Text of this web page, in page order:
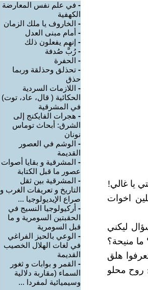
يا غالي!
اخوات
ليكني
ما منيحة؟
هلق
روح محلو
- في علم نفس المعارضة
الكهفية
- الخاروف يا ملك الزمان
- أمام مبنى العدل
- إنهم يفعلون ذلك
- رُبَّ صُدفة
- الحفرة
- تحذلق وحذلقة وربما
حذق
- اللازمات السردية
الحكائية ( قال، عاد، توت)
في المشرقية
- هجرات الفايكنج إلى
الشرق: أبحاث توماس
نونان
- الوشم في العصور
القديمة
- المشرقية و بقايا أصوات
عصور ما قبل الكتابة
- المشرقية بين ثقل
التاريخ و تعريفات الغرب و
صراع الإيديولوجيا ...
- أركيولوجيا النسيج في
الحقبتين السومرية و ما
قبل السومرية
- الوعي بالحيز الفراغي
في لغات الهلال الخصيب
القديمة
- القمر و بوابات و ثغور
السماء (مقاربة دلالية
وسيميائية لمفردا ...